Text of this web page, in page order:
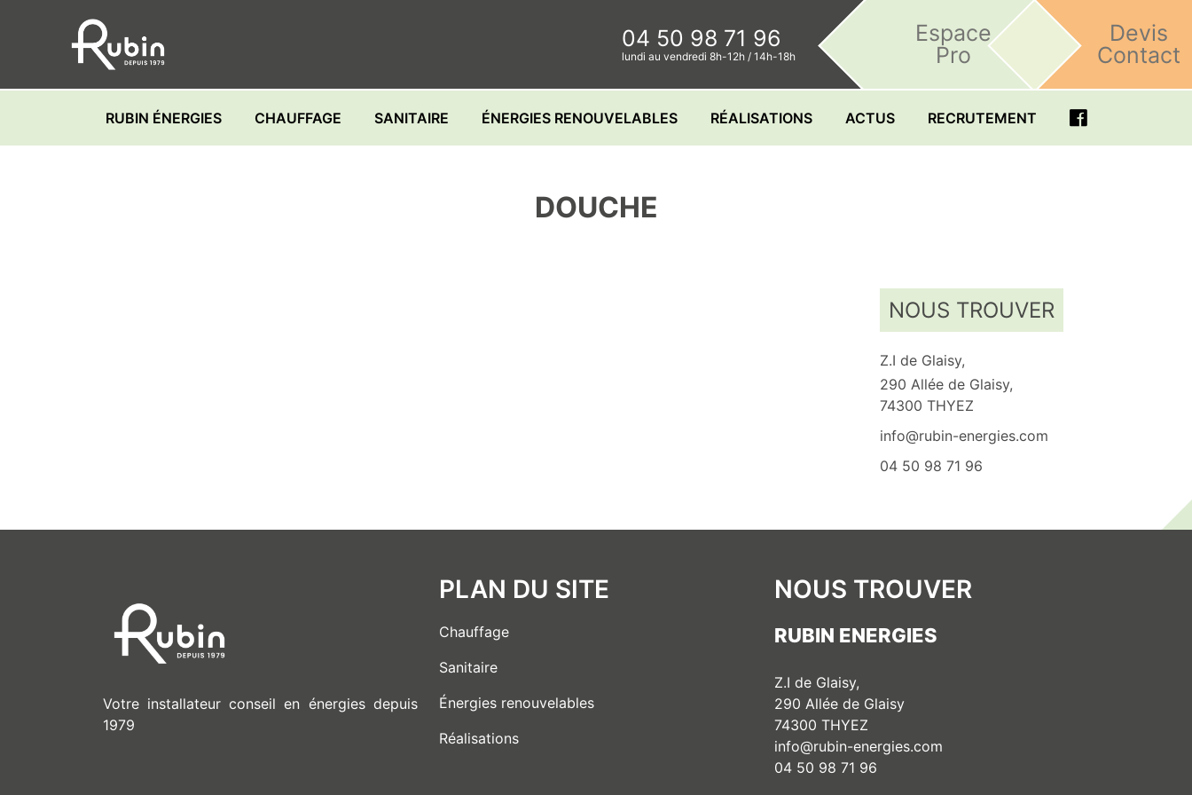
04 50 98 71 96
lundi au vendredi 8h-12h / 14h-18h
Espace
Pro
Devis
Contact
RUBIN ÉNERGIES CHAUFFAGE SANITAIRE ÉNERGIES RENOUVELABLES RÉALISATIONS ACTUS RECRUTEMENT
DOUCHE
NOUS TROUVER
Z.I de Glaisy,
290 Allée de Glaisy,
74300 THYEZ
info@rubin-energies.com
04 50 98 71 96
Votre installateur conseil en énergies depuis
1979
PLAN DU SITE
Chauffage
Sanitaire
Énergies renouvelables
Réalisations
NOUS TROUVER
RUBIN ENERGIES
Z.I de Glaisy,
290 Allée de Glaisy
74300 THYEZ
info@rubin-energies.com
04 50 98 71 96